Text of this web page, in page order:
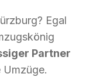
Egal
Partner
Umzüge.